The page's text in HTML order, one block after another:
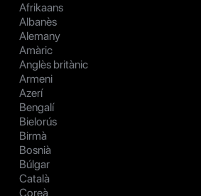
Afrikaans
Albanès
Alemany
Amàric
Anglès britànic
Armeni
Azerí
Bengalí
Bielorús
Birmà
Bosnià
Búlgar
Català
Coreà